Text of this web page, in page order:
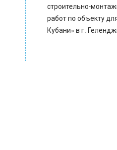
строительно-
работ по объекту
Кубани» в г.